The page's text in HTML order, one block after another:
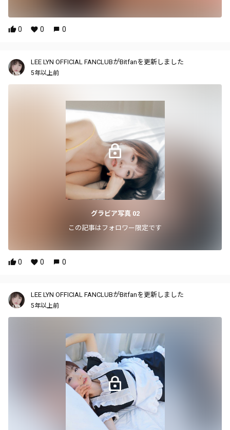
0 0 0
LEE LYN OFFICIAL FANCLUBがBitfanを更新しました
5年以上前
グラビア写真 02
この記事はフォロワー限定です
0 0 0
LEE LYN OFFICIAL FANCLUBがBitfanを更新しました
5年以上前